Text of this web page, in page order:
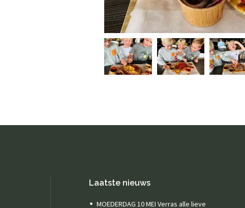
Laatste nieuws
MOEDERDAG 10 MEI Verras alle lieve